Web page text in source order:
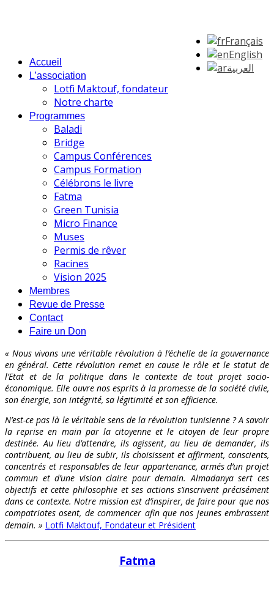
Français
English
العربية
Accueil
L’association
Lotfi Maktouf, fondateur
Notre charte
Programmes
Baladi
Bridge
Campus Conférences
Campus Formation
Célébrons le livre
Fatma
Green Tunisia
Micro Finance
Muses
Permis de rêver
Racines
Vision 2025
Membres
Revue de Presse
Contact
Faire un Don
« Nous vivons une véritable révolution à l’échelle de la gouvernance
en général. Cette révolution remet en cause le rôle et le statut de
l’Etat et de la politique dans le contexte de tout projet socio-
économique. Elle ouvre nos esprits à la promesse de la société civile,
son énergie, son intégrité, sa légitimité et son efficience.
N’est-ce pas là le véritable sens de la révolution tunisienne ? A savoir
la reprise en main par la citoyenne et le citoyen de leur propre
destinée. Au lieu d’attendre, ils agissent, au lieu de demander, ils
contribuent, au lieu de subir, ils choisissent et affirment, conscients,
concentrés et responsables de leur appartenance, armés d’un projet
commun et d’une vision claire pour demain. Almadanya sert ces
objectifs et cette philosophie et ses actions s’inscrivent précisément
dans ce contexte. Notre mission est d’inspirer, de faire pour que nos
compatriotes osent, de commencer afin que nos jeunes embrassent
demain. » Lotfi Maktouf, Fondateur et Président
Fatma